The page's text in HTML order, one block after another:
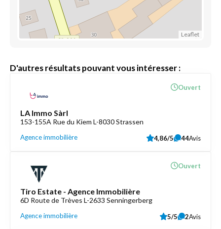
Leaflet
D'autres résultats pouvant vous intéresser :
LA Immo Sàrl
153-155A Rue du Kiem L-8030 Strassen
Agence immobilière
Ouvert
4,86/5 44Avis
Tiro Estate - Agence Immobilière
6D Route de Trèves L-2633 Senningerberg
Agence immobilière
Ouvert
5/5 2Avis